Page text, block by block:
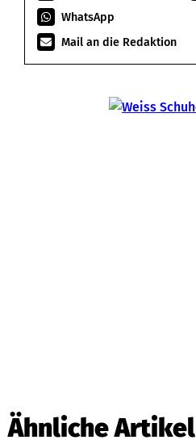
WhatsApp
Mail an die Redaktion
Ähnliche Artikel